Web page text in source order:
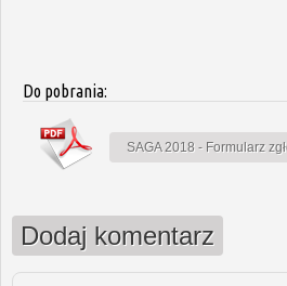
Do pobrania:
SAGA 2018 - Formularz
Dodaj komentarz